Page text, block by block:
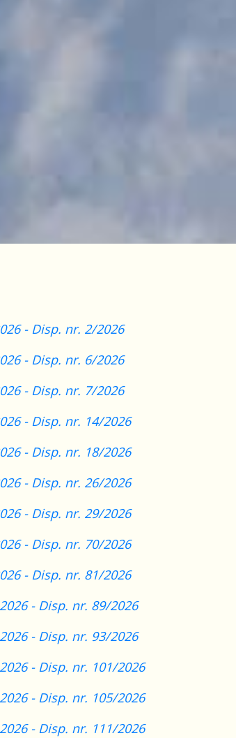
-Disp. nr. 2/2026
-Disp. nr. 6/2026
-Disp. nr. 7/2026
-Disp. nr. 14/2026
-Disp. nr. 18/2026
-Disp. nr. 26/2026
-Disp. nr. 29/2026
-Disp. nr. 70/2026
-Disp. nr. 81/2026
-Disp. nr. 89/2026
-Disp. nr. 93/2026
-Disp. nr. 101/2026
-Disp. nr. 105/2026
-Disp. nr. 111/2026